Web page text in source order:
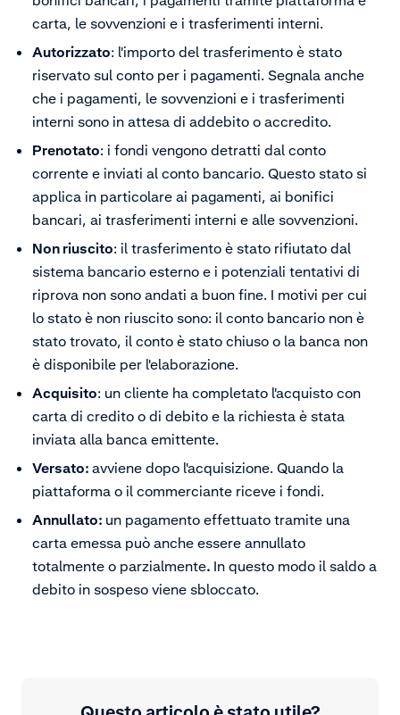
carta, le sovvenzioni e i trasferimenti interni.
Autorizzato: l'importo del trasferimento è stato
riservato sul conto per i pagamenti. Segnala anche
che i pagamenti, le sovvenzioni e i trasferimenti
interni sono in attesa di addebito o accredito.
Prenotato: i fondi vengono detratti dal conto
corrente e inviati al conto bancario. Questo stato si
applica in particolare ai pagamenti, ai bonifici
bancari, ai trasferimenti interni e alle sovvenzioni.
Non riuscito: il trasferimento è stato rifiutato dal
sistema bancario esterno e i potenziali tentativi di
riprova non sono andati a buon fine. I motivi per cui
lo stato è non riuscito sono: il conto bancario non è
stato trovato, il conto è stato chiuso o la banca non
è disponibile per l'elaborazione.
Acquisito: un cliente ha completato l'acquisto con
carta di credito o di debito e la richiesta è stata
inviata alla banca emittente.
Versato: avviene dopo l'acquisizione. Quando la
piattaforma o il commerciante riceve i fondi.
Annullato: un pagamento effettuato tramite una
carta emessa può anche essere annullato
totalmente o parzialmente. In questo modo il saldo a
debito in sospeso viene sbloccato.